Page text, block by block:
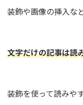
装飾や画像の挿入な
文字だけの記事は読
装飾を使って読みや